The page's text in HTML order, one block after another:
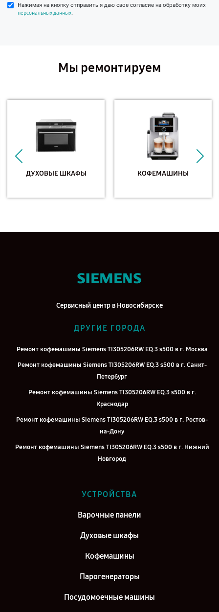
Нажимая на кнопку отправить я даю свое согласие на обработку моих
персональных данных.
Мы ремонтируем
ДУХОВЫЕ ШКАФЫ КОФЕМАШИНЫ
Сервисный центр в Новосибирске
ДРУГИЕ ГОРОДА
Ремонт кофемашины Siemens TI305206RW EQ.3 s500 в г. Москва
Ремонт кофемашины Siemens TI305206RW EQ.3 s500 в г. Санкт-
Петербург
Ремонт кофемашины Siemens TI305206RW EQ.3 s500 в г.
Краснодар
Ремонт кофемашины Siemens TI305206RW EQ.3 s500 в г. Ростов-
на-Дону
Ремонт кофемашины Siemens TI305206RW EQ.3 s500 в г. Нижний
Новгород
Екатеринбург
Ремонт кофемашины Siemens TI305206RW EQ.3 s500 в г. Саратов
Ремонт кофемашины Siemens TI305206RW EQ.3 s500 в г. Самара
УСТРОЙСТВА
Варочные панели
Духовые шкафы
Кофемашины
Парогенераторы
Посудомоечные машины